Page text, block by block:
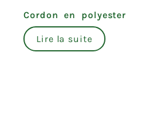
Cordon en polyester
Lire la suite